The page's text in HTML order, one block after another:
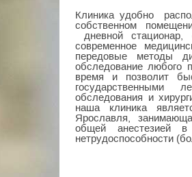
Клиника удобно
собственном
дневной стационар,
современное
передовые методы
обследование любого
время и позволит
государственными
обследования и
наша клиника
Ярославля,
общей анестезией
нетрудоспособности